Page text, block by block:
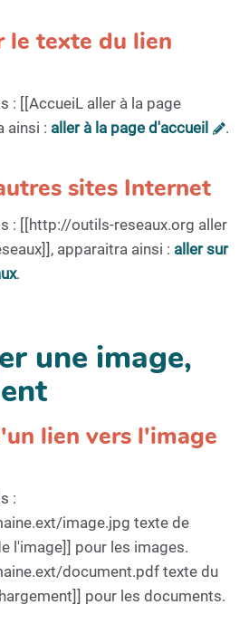
le texte du lien
: [[AccueiL aller à la page
ainsi : aller à la page d'accueil .
sites Internet
: [[http://outils-reseaux.org aller
apparaitra ainsi : aller sur
.
une image,
lien vers l'image
:
image.jpg texte de
l'image]] pour les images.
document.pdf texte du
pour les documents.